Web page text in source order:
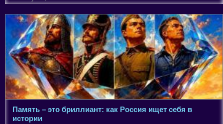
Память – это бриллиант: как Россия ищет себя в
истории